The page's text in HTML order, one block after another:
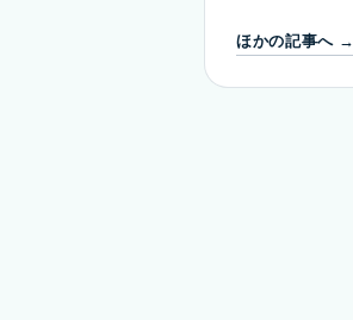
ほかの記事へ →